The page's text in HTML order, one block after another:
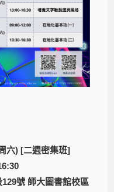
六) [二週密集班]
號 師大圖書館校區